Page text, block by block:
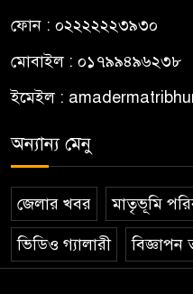
ফোন : ০২২২২২২৩৯৩০
মোবাইল : ০১৭৯৯৪৯৬২৩৮
ইমেইল :
অন্যান্য মেনু
জেলার খবর মাতৃভূমি
ভিডিও গ্যালারী বিজ্ঞাপন